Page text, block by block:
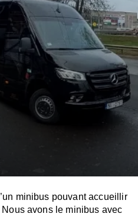
minibus pouvant accueillir
Nous avons le minibus avec